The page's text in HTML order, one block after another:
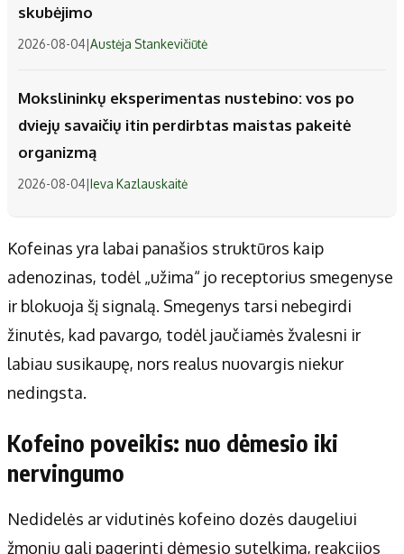
skubėjimo
2026-08-04|Austėja Stankevičiūtė
Mokslininkų eksperimentas nustebino: vos po
dviejų savaičių itin perdirbtas maistas pakeitė
organizmą
2026-08-04|Ieva Kazlauskaitė
Kofeinas yra labai panašios struktūros kaip
adenozinas, todėl „užima“ jo receptorius smegenyse
ir blokuoja šį signalą. Smegenys tarsi nebegirdi
žinutės, kad pavargo, todėl jaučiamės žvalesni ir
labiau susikaupę, nors realus nuovargis niekur
nedingsta.
Kofeino poveikis: nuo dėmesio iki
nervingumo
Nedidelės ar vidutinės kofeino dozės daugeliui
žmonių gali pagerinti dėmesio sutelkimą, reakcijos